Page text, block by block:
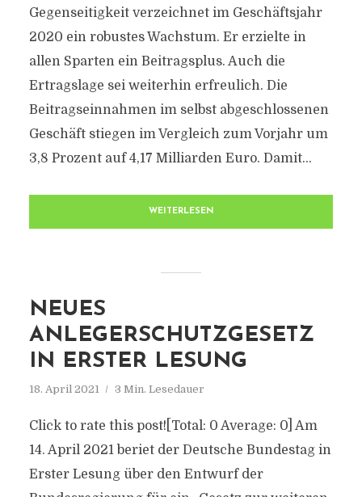
Gegenseitigkeit verzeichnet im Geschäftsjahr
2020 ein robustes Wachstum. Er erzielte in
allen Sparten ein Beitragsplus. Auch die
Ertragslage sei weiterhin erfreulich. Die
Beitragseinnahmen im selbst abgeschlossenen
Geschäft stiegen im Vergleich zum Vorjahr um
3,8 Prozent auf 4,17 Milliarden Euro. Damit...
WEITERLESEN
NEUES
ANLEGERSCHUTZGESETZ
IN ERSTER LESUNG
18. April 2021 3 Min. Lesedauer
Click to rate this post![Total: 0 Average: 0] Am
14. April 2021 beriet der Deutsche Bundestag in
Erster Lesung über den Entwurf der